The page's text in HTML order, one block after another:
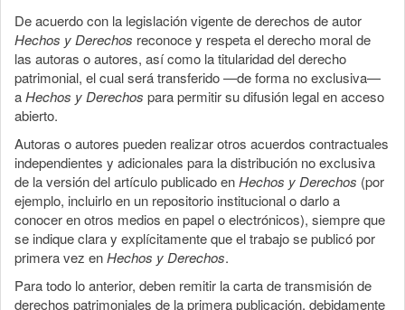
De acuerdo con la legislación vigente de derechos de autor
Hechos y Derechos reconoce y respeta el derecho moral de
las autoras o autores, así como la titularidad del derecho
patrimonial, el cual será transferido —de forma no exclusiva—
aHechos y Derechos para permitir su difusión legal en acceso
abierto.
Autoras o autores pueden realizar otros acuerdos contractuales
independientes y adicionales para la distribución no exclusiva
de la versión del artículo publicado enHechos y Derechos (por
ejemplo, incluirlo en un repositorio institucional o darlo a
conocer en otros medios en papel o electrónicos), siempre que
se indique clara y explícitamente que el trabajo se publicó por
primera vez enHechos y Derechos.
Para todo lo anterior, deben remitir la carta de transmisión de
derechos patrimoniales de la primera publicación, debidamente